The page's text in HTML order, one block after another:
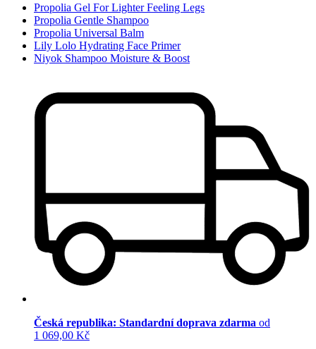
Propolia Gel For Lighter Feeling Legs
Propolia Gentle Shampoo
Propolia Universal Balm
Lily Lolo Hydrating Face Primer
Niyok Shampoo Moisture & Boost
Česká republika: Standardní doprava zdarma od
1 069,00 Kč